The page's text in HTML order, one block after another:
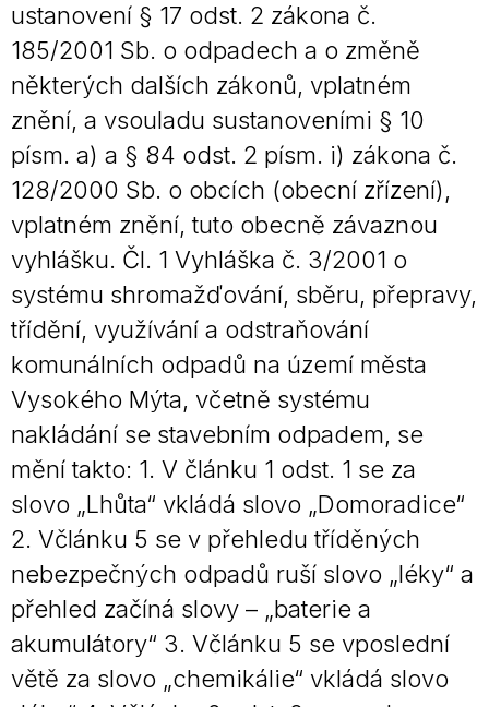
ustanovení § 17 odst. 2 zákona č.
185/2001 Sb. o odpadech a o změně
některých dalších zákonů, vplatném
znění, a vsouladu sustanoveními § 10
písm. a) a § 84 odst. 2 písm. i) zákona č.
128/2000 Sb. o obcích (obecní zřízení),
vplatném znění, tuto obecně závaznou
vyhlášku. Čl. 1 Vyhláška č. 3/2001 o
systému shromažďování, sběru, přepravy,
třídění, využívání a odstraňování
komunálních odpadů na území města
Vysokého Mýta, včetně systému
nakládání se stavebním odpadem, se
mění takto: 1. V článku 1 odst. 1 se za
slovo „Lhůta“ vkládá slovo „Domoradice“
2. Včlánku 5 se v přehledu tříděných
nebezpečných odpadů ruší slovo „léky“ a
přehled začíná slovy – „baterie a
akumulátory“ 3. Včlánku 5 se vposlední
větě za slovo „chemikálie“ vkládá slovo